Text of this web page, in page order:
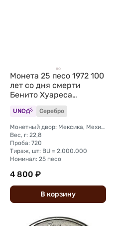
Монета 25 песо 1972 100
лет со дня смерти
Бенито Хуареса
Мексика
UNC Серебро
Монетный двор: Мексика, Мехико
Вес, г: 22,8
Проба: 720
Тираж, шт: BU = 2.000.000
Номинал: 25 песо
4 800 ₽
В корзину